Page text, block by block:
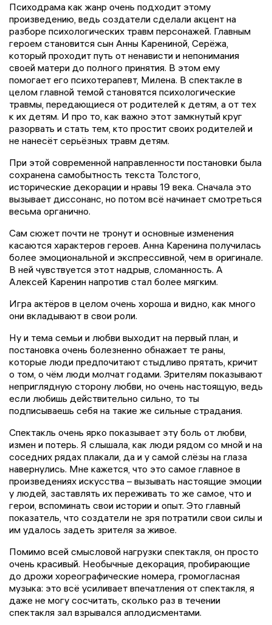
Психодрама как жанр очень подходит этому
произведению, ведь создатели сделали акцент на
разборе психологических травм персонажей. Главным
героем становится сын Анны Карениной, Серёжа,
который проходит путь от ненависти и непонимания
своей матери до полного принятия. В этом ему
помогает его психотерапевт, Милена. В спектакле в
целом главной темой становятся психологические
травмы, передающиеся от родителей к детям, а от тех
к их детям. И про то, как важно этот замкнутый круг
разорвать и стать тем, кто простит своих родителей и
не нанесёт серьёзных травм детям.
При этой современной направленности постановки была
сохранена самобытность текста Толстого,
исторические декорации и нравы 19 века. Сначала это
вызывает диссонанс, но потом всё начинает смотреться
весьма органично.
Сам сюжет почти не тронут и основные изменения
касаются характеров героев. Анна Каренина получилась
более эмоциональной и экспрессивной, чем в оригинале.
В ней чувствуется этот надрыв, сломанность. А
Алексей Каренин напротив стал более мягким.
Игра актёров в целом очень хороша и видно, как много
они вкладывают в свои роли.
Ну и тема семьи и любви выходит на первый план, и
постановка очень болезненно обнажает те раны,
которые люди предпочитают стыдливо прятать, кричит
о том, о чём люди молчат годами. Зрителям показывают
неприглядную сторону любви, но очень настоящую, ведь
если любишь действительно сильно, то ты
подписываешь себя на такие же сильные страдания.
Спектакль очень ярко показывает эту боль от любви,
измен и потерь. Я слышала, как люди рядом со мной и на
соседних рядах плакали, да и у самой слёзы на глаза
навернулись. Мне кажется, что это самое главное в
произведениях искусства – вызывать настоящие эмоции
у людей, заставлять их переживать то же самое, что и
герои, вспоминать свои истории и опыт. Это главный
показатель, что создатели не зря потратили свои силы и
им удалось задеть зрителя за живое.
Помимо всей смысловой нагрузки спектакля, он просто
очень красивый. Необычные декорация, пробирающие
до дрожи хореографические номера, громогласная
музыка: это всё усиливает впечатления от спектакля, я
даже не могу сосчитать, сколько раз в течении
спектакля зал взрывался аплодисментами.